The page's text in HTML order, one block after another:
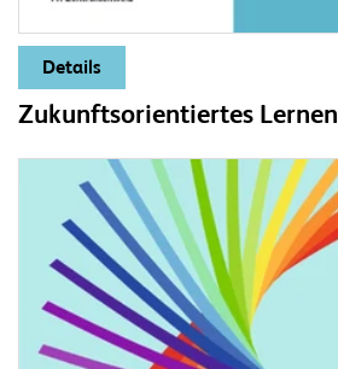
Details
Zukunftsorientiertes Lernen